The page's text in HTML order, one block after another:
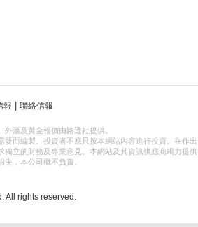
報 聯絡信報
滙及黃金報價由路透社提供。
而編製。投資者不應只按本網站內容進行投資。在作出
立的財務及專業意見。本網站及其資訊供應商竭力提供
，本公司概不負責。
All rights reserved.